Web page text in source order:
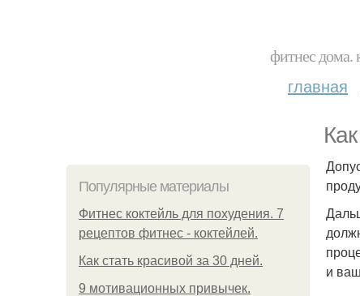
фитнес дома.
главная
Популярные материалы
Фитнес коктейль для похудения. 7
рецептов фитнес - коктейлей.
Как стать красивой за 30 дней.
9 мотивационных привычек.
и